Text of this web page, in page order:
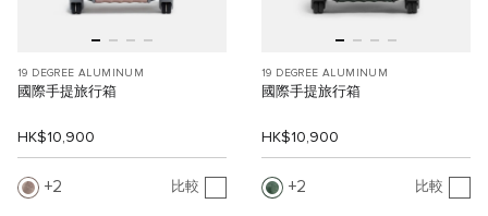
19 DEGREE ALUMINUM
國際手提旅行箱
HK$10,900
2 比較
19 DEGREE ALUMINUM
國際手提旅行箱
HK$10,900
2 比較